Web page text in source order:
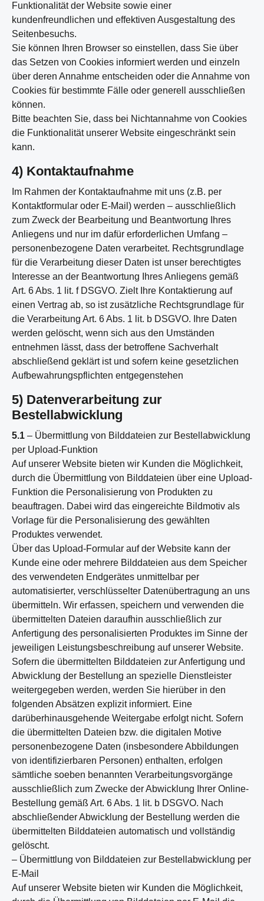
Funktionalität der Website sowie einer
kundenfreundlichen und effektiven Ausgestaltung des
Seitenbesuchs.
Sie können Ihren Browser so einstellen, dass Sie über
das Setzen von Cookies informiert werden und einzeln
über deren Annahme entscheiden oder die Annahme von
Cookies für bestimmte Fälle oder generell ausschließen
können.
Bitte beachten Sie, dass bei Nichtannahme von Cookies
die Funktionalität unserer Website eingeschränkt sein
kann.
4) Kontaktaufnahme
Im Rahmen der Kontaktaufnahme mit uns (z.B. per
Kontaktformular oder E-Mail) werden – ausschließlich
zum Zweck der Bearbeitung und Beantwortung Ihres
Anliegens und nur im dafür erforderlichen Umfang –
personenbezogene Daten verarbeitet. Rechtsgrundlage
für die Verarbeitung dieser Daten ist unser berechtigtes
Interesse an der Beantwortung Ihres Anliegens gemäß
Art. 6 Abs. 1 lit. f DSGVO. Zielt Ihre Kontaktierung auf
einen Vertrag ab, so ist zusätzliche Rechtsgrundlage für
die Verarbeitung Art. 6 Abs. 1 lit. b DSGVO. Ihre Daten
werden gelöscht, wenn sich aus den Umständen
entnehmen lässt, dass der betroffene Sachverhalt
abschließend geklärt ist und sofern keine gesetzlichen
Aufbewahrungspflichten entgegenstehen
5) Datenverarbeitung zur
Bestellabwicklung
5.1 – Übermittlung von Bilddateien zur Bestellabwicklung
per Upload-Funktion
Auf unserer Website bieten wir Kunden die Möglichkeit,
durch die Übermittlung von Bilddateien über eine Upload-
Funktion die Personalisierung von Produkten zu
beauftragen. Dabei wird das eingereichte Bildmotiv als
Vorlage für die Personalisierung des gewählten
Produktes verwendet.
Über das Upload-Formular auf der Website kann der
Kunde eine oder mehrere Bilddateien aus dem Speicher
des verwendeten Endgerätes unmittelbar per
automatisierter, verschlüsselter Datenübertragung an uns
übermitteln. Wir erfassen, speichern und verwenden die
übermittelten Dateien daraufhin ausschließlich zur
Anfertigung des personalisierten Produktes im Sinne der
jeweiligen Leistungsbeschreibung auf unserer Website.
Sofern die übermittelten Bilddateien zur Anfertigung und
Abwicklung der Bestellung an spezielle Dienstleister
weitergegeben werden, werden Sie hierüber in den
folgenden Absätzen explizit informiert. Eine
darüberhinausgehende Weitergabe erfolgt nicht. Sofern
die übermittelten Dateien bzw. die digitalen Motive
personenbezogene Daten (insbesondere Abbildungen
von identifizierbaren Personen) enthalten, erfolgen
sämtliche soeben benannten Verarbeitungsvorgänge
ausschließlich zum Zwecke der Abwicklung Ihrer Online-
Bestellung gemäß Art. 6 Abs. 1 lit. b DSGVO. Nach
abschließender Abwicklung der Bestellung werden die
übermittelten Bilddateien automatisch und vollständig
gelöscht.
– Übermittlung von Bilddateien zur Bestellabwicklung per
E-Mail
Auf unserer Website bieten wir Kunden die Möglichkeit,